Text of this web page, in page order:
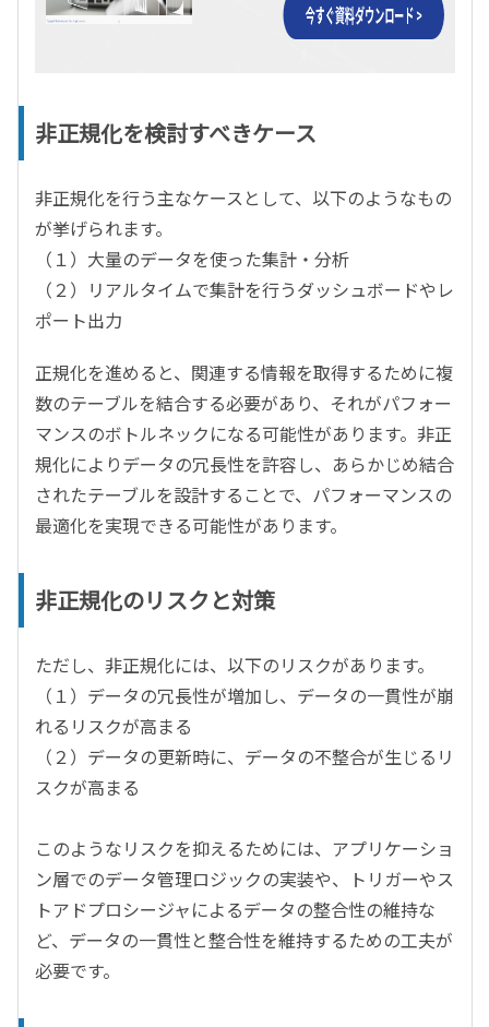
非正規化を検討すべきケース
非正規化を行う主なケースとして、以下のようなもの
が挙げられます。
（１）大量のデータを使った集計・分析
（２）リアルタイムで集計を行うダッシュボードやレ
ポート出力
正規化を進めると、関連する情報を取得するために複
数のテーブルを結合する必要があり、それがパフォー
マンスのボトルネックになる可能性があります。非正
規化によりデータの冗長性を許容し、あらかじめ結合
されたテーブルを設計することで、パフォーマンスの
最適化を実現できる可能性があります。
非正規化のリスクと対策
ただし、非正規化には、以下のリスクがあります。
（１）データの冗長性が増加し、データの一貫性が崩
れるリスクが高まる
（２）データの更新時に、データの不整合が生じるリ
スクが高まる
このようなリスクを抑えるためには、アプリケーショ
ン層でのデータ管理ロジックの実装や、トリガーやス
トアドプロシージャによるデータの整合性の維持な
ど、データの一貫性と整合性を維持するための工夫が
必要です。